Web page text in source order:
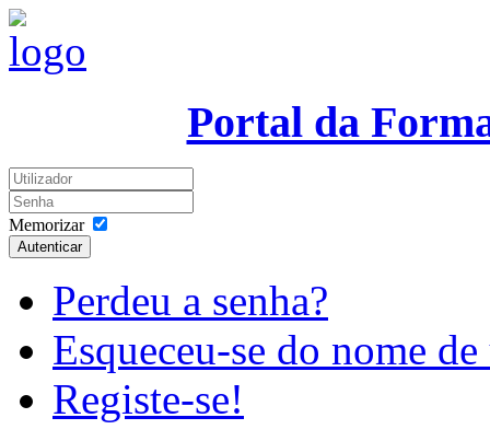
Portal da
Memorizar
Autenticar
Perdeu a senha?
Esqueceu-se do nome
Registe-se!